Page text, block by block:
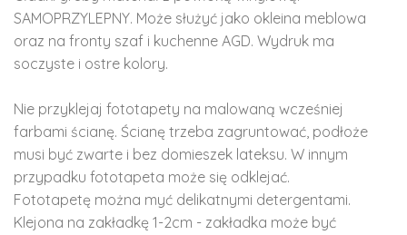
SAMOPRZYLEPNY. Może służyć jako okleina meblowa
oraz na fronty szaf i kuchenne AGD. Wydruk ma
soczyste i ostre kolory.
Nie przyklejaj fototapety na malowaną wcześniej
farbami ścianę. Ścianę trzeba zagruntować, podłoże
musi być zwarte i bez domieszek lateksu. W innym
przypadku fototapeta może się odklejać.
Fototapetę można myć delikatnymi detergentami.
Klejona na zakładkę 1-2cm - zakładka może być